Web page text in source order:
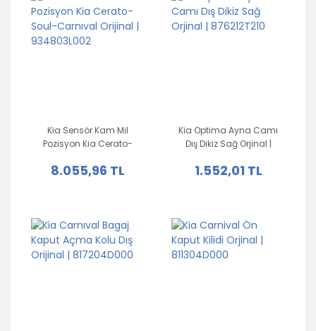
Kia Sensör Kam Mil
Pozisyon Kia Cerato-
934803L002
8.055,96 TL
Kia Optima Ayna Camı
Dış Dikiz Sağ Orjinal |
1.552,01 TL